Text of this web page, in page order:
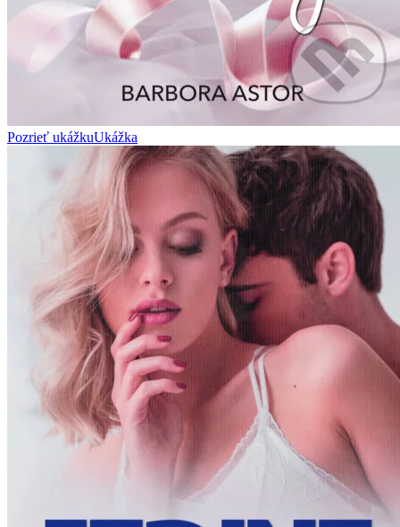
Pozrieť ukážkuUkážka